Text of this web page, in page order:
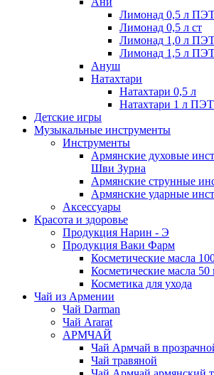
Лимонад 0,5 л
Лимонад 0,5 л ст
Лимонад 1,0 л
Лимонад 1,5 л
Ануш
Натахтари
Натахтари 0,5 л
Натахтари 1 л ПЭТ
Детские игры
Музыкальные инструменты
Инструменты
Армянские духовые
Шви Зурна
Армянские струнные
Армянские ударные
Аксессуары
Красота и здоровье
Продукция Нарин - Э
Продукция Ваки Фарм
Косметические масла
Косметические масла 50
Косметика для ухода
Чай из Армении
Чай Darman
Чай Ararat
АРМЧАЙ
Чай Армчай в
Чай травяной